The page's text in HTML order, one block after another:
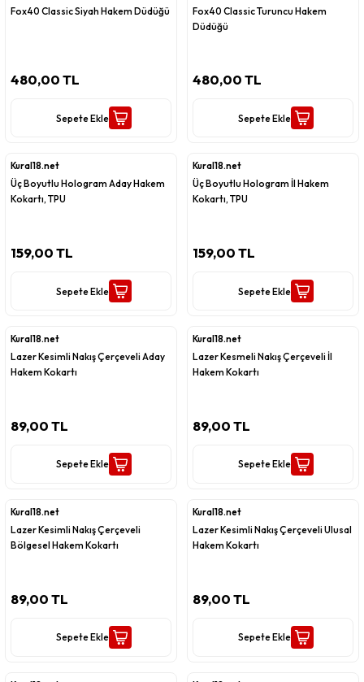
Fox40 Classic Siyah Hakem Düdüğü
480,00 TL
Sepete Ekle
Fox40 Classic Turuncu Hakem
Düdüğü
480,00 TL
Sepete Ekle
Kural18.net
Üç Boyutlu Hologram Aday Hakem
Kokartı, TPU
159,00 TL
Sepete Ekle
Kural18.net
Üç Boyutlu Hologram İl Hakem
Kokartı, TPU
159,00 TL
Sepete Ekle
Kural18.net
Lazer Kesimli Nakış Çerçeveli Aday
Hakem Kokartı
89,00 TL
Sepete Ekle
Kural18.net
Lazer Kesmeli Nakış Çerçeveli İl
Hakem Kokartı
89,00 TL
Sepete Ekle
Kural18.net
Lazer Kesimli Nakış Çerçeveli
Bölgesel Hakem Kokartı
89,00 TL
Sepete Ekle
Kural18.net
Lazer Kesimli Nakış Çerçeveli Ulusal
Hakem Kokartı
89,00 TL
Sepete Ekle